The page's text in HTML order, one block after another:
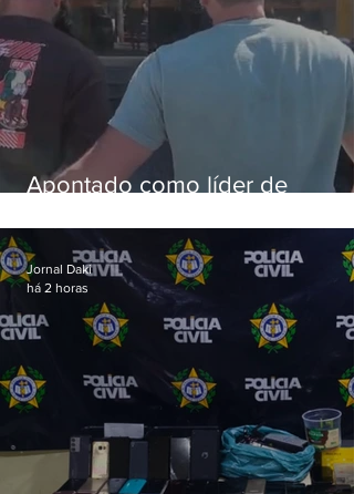
Apontado como líder de
aposentados é preso
Jornal Daki
há 2 horas